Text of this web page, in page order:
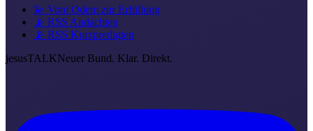
💫 Vom Odem zur Erfüllung
📡 RSS Andachten
📡 RSS Kurzpredigten
jesusTALKNeuer Bund. Klar. Direkt.